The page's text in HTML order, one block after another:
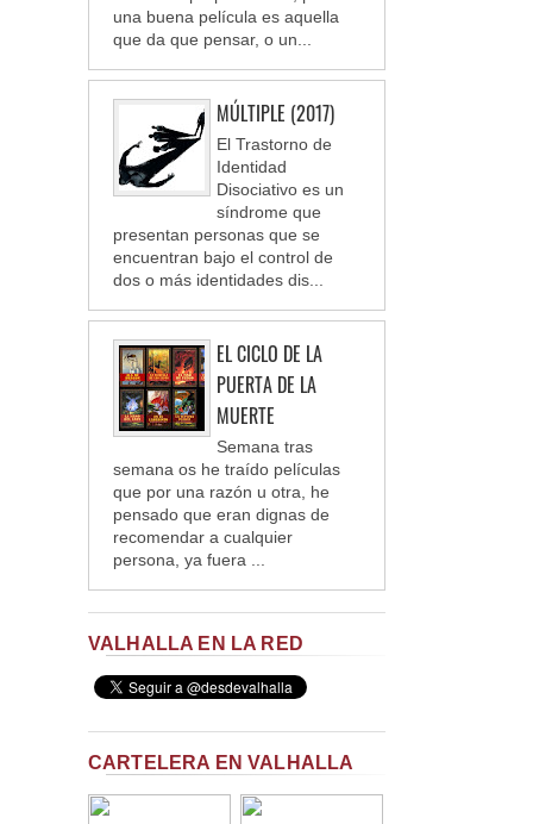
una buena película es aquella
que da que pensar, o un...
MÚLTIPLE (2017)
El Trastorno de
Identidad
Disociativo es un
síndrome que
presentan personas que se
encuentran bajo el control de
dos o más identidades dis...
EL CICLO DE LA
PUERTA DE LA
MUERTE
Semana tras
semana os he traído películas
que por una razón u otra, he
pensado que eran dignas de
recomendar a cualquier
persona, ya fuera ...
VALHALLA EN LA RED
CARTELERA EN VALHALLA